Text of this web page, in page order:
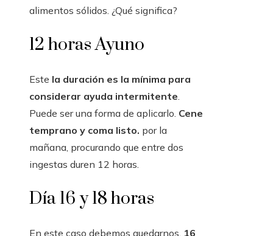
alimentos sólidos. ¿Qué significa?
12 horas Ayuno
Este la duración es la mínima para
considerar ayuda intermitente
Puede ser una forma de aplicarlo. Cene
temprano y coma listo. por la
mañana, procurando que entre dos
ingestas duren 12 horas.
Día 16 y 18 horas
En este caso debemos quedarnos. 16